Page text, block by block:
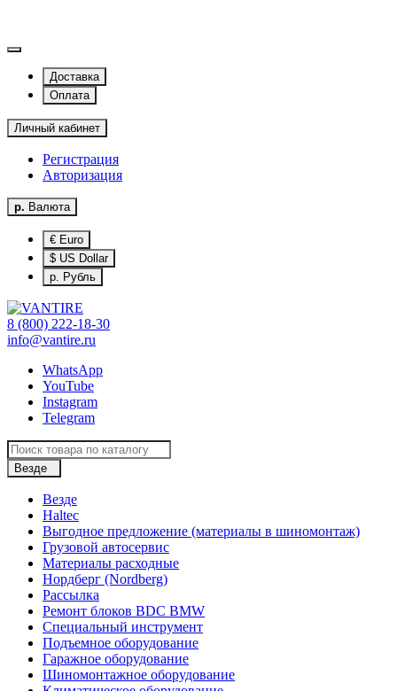
Доставка
Оплата
Личный кабинет
Регистрация
Авторизация
р. Валюта
€ Euro
$ US Dollar
р. Рубль
8 (800) 222-18-30
info@vantire.ru
WhatsApp
YouTube
Instagram
Telegram
Везде
Везде
Haltec
Выгодное предложение (материалы в шиномонтаж)
Грузовой автосервис
Материалы расходные
Нордберг (Nordberg)
Рассылка
Ремонт блоков BDC BMW
Специальный инструмент
Подъемное оборудование
Гаражное оборудование
Шиномонтажное оборудование